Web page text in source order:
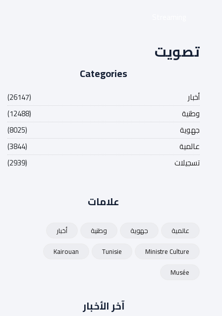
تصويت
Categories
أخبار
(26147)
وطنية
(12488)
جهوية
(8025)
عالمية
(3844)
تسجيلات
(2939)
علامات
عالمية جهوية وطنية
أخبار
Ministre Culture
Tunisie
Kairouan
Musée
آخر الأخبار